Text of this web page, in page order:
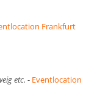
Frankfurt
etc. - Eventlocation